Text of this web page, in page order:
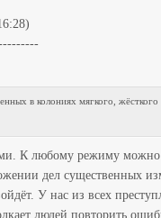
в колониях мягкого, жёсткого
К любому режиму можно
дел существенных
У нас из всех
людей повторить